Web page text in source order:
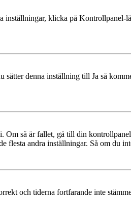
inställningar, klicka på
denna inställning till Ja så
Om så är fallet, gå till din
flesta andra inställningar. Så om du
och tiderna fortfarande inte